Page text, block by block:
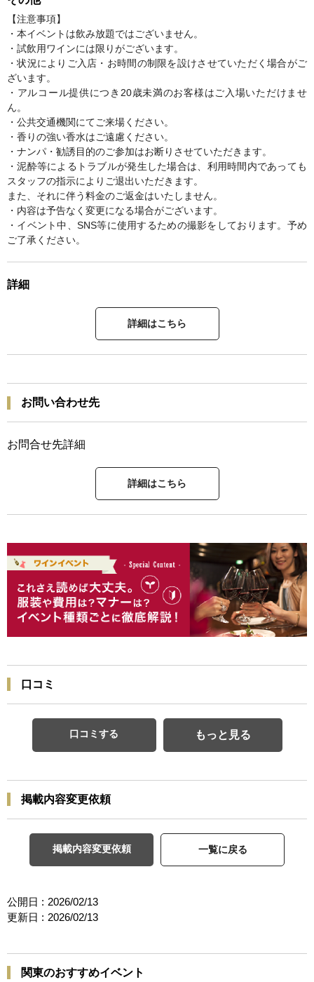
【注意事項】
・本イベントは飲み放題ではございません。
・試飲用ワインには限りがございます。
・状況によりご入店・お時間の制限を設けさせていただく場合がご
ざいます。
・アルコール提供につき20歳未満のお客様はご入場いただけませ
ん。
・公共交通機関にてご来場ください。
・香りの強い香水はご遠慮ください。
・ナンパ・勧誘目的のご参加はお断りさせていただきます。
・泥酔等によるトラブルが発生した場合は、利用時間内であっても
スタッフの指示によりご退出いただきます。
また、それに伴う料金のご返金はいたしません。
・内容は予告なく変更になる場合がございます。
・イベント中、SNS等に使用するための撮影をしております。予め
ご了承ください。
詳細
詳細はこちら
お問い合わせ先
お問合せ先詳細
詳細はこちら
口コミ
口コミする もっと見る
掲載内容変更依頼
掲載内容変更依頼 一覧に戻る
公開日 : 2026/02/13
更新日 : 2026/02/13
関東のおすすめイベント